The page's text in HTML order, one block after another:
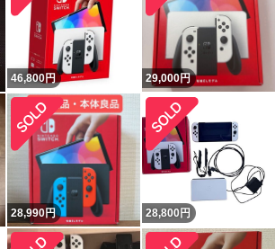
46,800円 29,000円
28,990円 28,800 円